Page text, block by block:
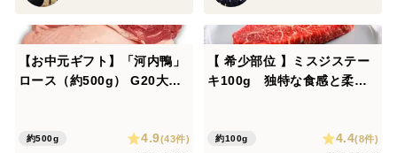
【お中元ギフト】「河内鴨」
ロース（約500g） G20大阪
約500g 4.9(43件)
【 希少部位 】ミスジステー
キ100g 独特な食感と柔ら
約100g 4.4(8件)